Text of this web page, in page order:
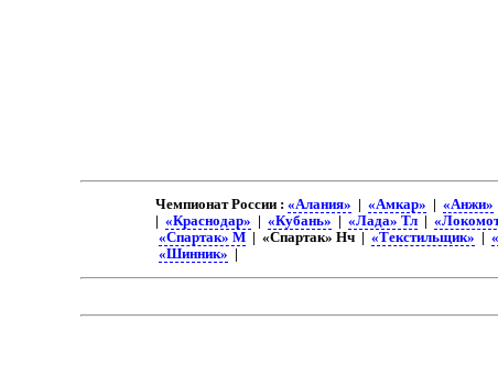
Чемпионат России : «Алания» | «Амкар» | «Анжи»
| «Краснодар» | «Кубань» | «Лада» Тл|
«Спартак» М| «Спартак» Нч | «Текстильщик» |
«Шинник» |